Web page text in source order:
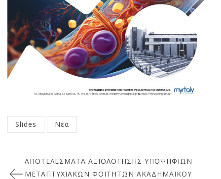
Κατηγοριοποιούνται
σε:
Slides Νέα
άρθρων
ΑΠΟΤΕΛΕΣΜΑΤΑ ΑΞΙΟΛΟΓΗΣΗΣ ΥΠΟΨΗΦΙΩΝ
ΜΕΤΑΠΤΥΧΙΑΚΩΝ ΦΟΙΤΗΤΩΝ ΑΚΑΔΗΜΑΪΚΟΎ